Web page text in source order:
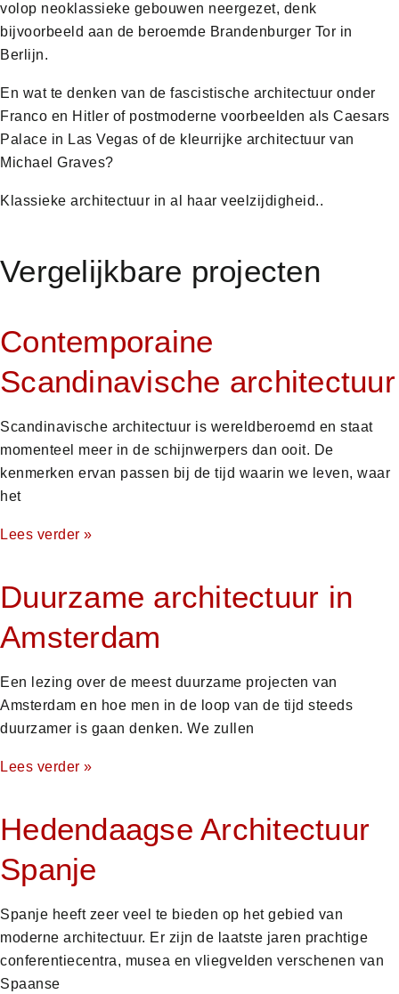
volop neoklassieke gebouwen neergezet, denk
bijvoorbeeld aan de beroemde Brandenburger Tor in
Berlijn.
En wat te denken van de fascistische architectuur onder
Franco en Hitler of postmoderne voorbeelden als Caesars
Palace in Las Vegas of de kleurrijke architectuur van
Michael Graves?
Klassieke architectuur in al haar veelzijdigheid..
Vergelijkbare projecten
Contemporaine
Scandinavische architectuur
Scandinavische architectuur is wereldberoemd en staat
momenteel meer in de schijnwerpers dan ooit. De
kenmerken ervan passen bij de tijd waarin we leven, waar
het
Lees verder »
Duurzame architectuur in
Amsterdam
Een lezing over de meest duurzame projecten van
Amsterdam en hoe men in de loop van de tijd steeds
duurzamer is gaan denken. We zullen
Lees verder »
Hedendaagse Architectuur
Spanje
Spanje heeft zeer veel te bieden op het gebied van
moderne architectuur. Er zijn de laatste jaren prachtige
conferentiecentra, musea en vliegvelden verschenen van
Spaanse